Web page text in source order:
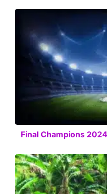
Final Champions